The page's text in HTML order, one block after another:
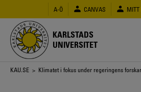
huvudinnehåll
A-Ö CANVAS MITT
KARLSTADS
UNIVERSITET
Länkstig
KAU.SE > Klimatet i fokus under regeringens